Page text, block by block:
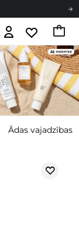
Ādas vajadzības